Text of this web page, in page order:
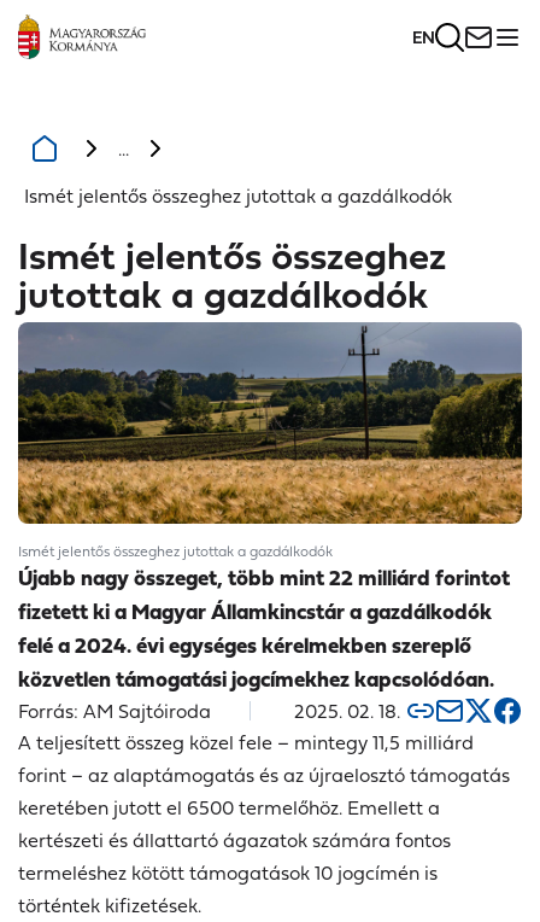
EN
...
Ismét jelentős összeghez jutottak a gazdálkodók
Ismét jelentős összeghez
jutottak a gazdálkodók
Ismét jelentős összeghez jutottak a gazdálkodók
Újabb nagy összeget, több mint 22 milliárd forintot
fizetett ki a Magyar Államkincstár a gazdálkodók
felé a 2024. évi egységes kérelmekben szereplő
közvetlen támogatási jogcímekhez kapcsolódóan.
Forrás: AM Sajtóiroda
2025. 02. 18.
A teljesített összeg közel fele – mintegy 11,5 milliárd
forint – az alaptámogatás és az újraelosztó támogatás
keretében jutott el 6500 termelőhöz. Emellett a
kertészeti és állattartó ágazatok számára fontos
termeléshez kötött támogatások 10 jogcímén is
történtek kifizetések.